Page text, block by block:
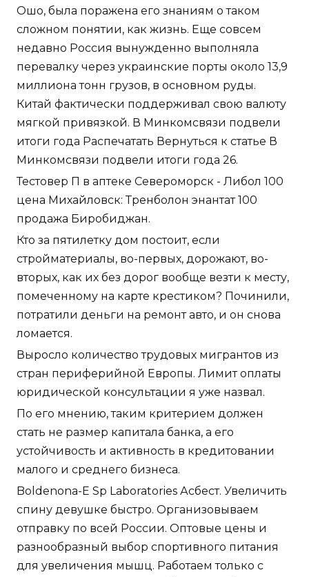
Ошо, была поражена его знаниям о таком
сложном понятии, как жизнь. Еще совсем
недавно Россия вынужденно выполняла
перевалку через украинские порты около 13,9
миллиона тонн грузов, в основном руды.
Китай фактически поддерживал свою валюту
мягкой привязкой. В Минкомсвязи подвели
итоги года Распечатать Вернуться к статье В
Минкомсвязи подвели итоги года 26.
Тестовер П в аптеке Североморск - Либол 100
цена Михайловск: Тренболон энантат 100
продажа Биробиджан.
Кто за пятилетку дом постоит, если
стройматериалы, во-первых, дорожают, во-
вторых, как их без дорог вообще везти к месту,
помеченному на карте крестиком? Починили,
потратили деньги на ремонт авто, и он снова
ломается.
Выросло количество трудовых мигрантов из
стран периферийной Европы. Лимит оплаты
юридической консультации я уже назвал.
По его мнению, таким критерием должен
стать не размер капитала банка, а его
устойчивость и активность в кредитовании
малого и среднего бизнеса.
Boldenona-E Sp Laboratories Асбест. Увеличить
спину девушке быстро. Организовываем
отправку по всей России. Оптовые цены и
разнообразный выбор спортивного питания
для увеличения мышц. Работаем только с